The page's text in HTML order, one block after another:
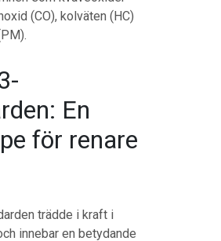
(CO), kolväten (HC)
En
för renare
trädde i kraft i
innebar en betydande